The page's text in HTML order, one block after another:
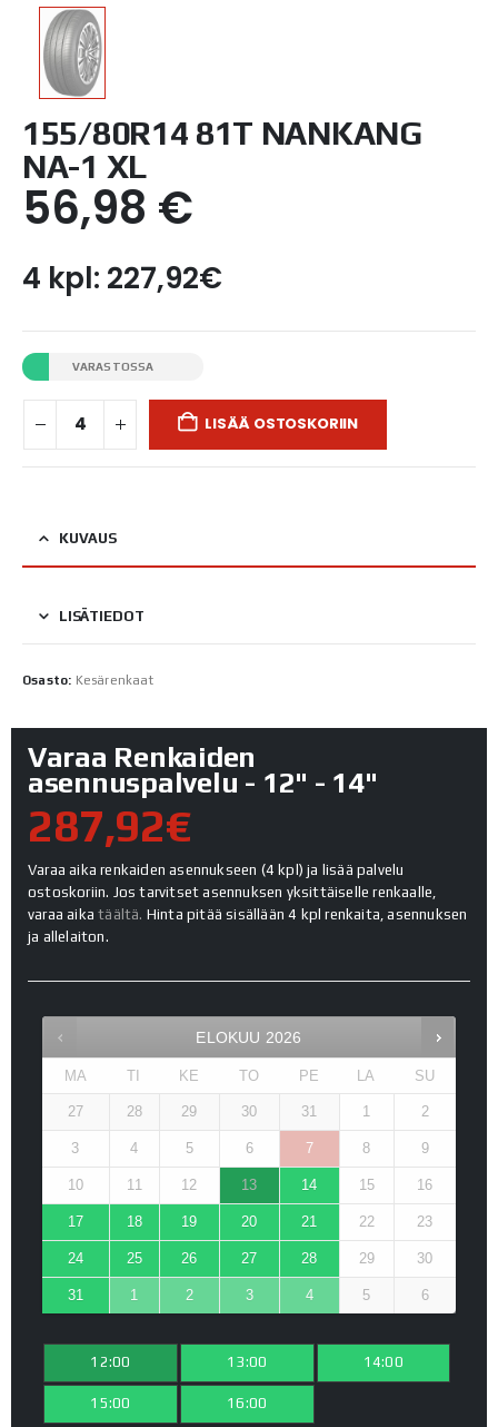
155/80R14 81T NANKANG
NA-1 XL
56,98 €
4 kpl: 227,92€
VARASTOSSA
LISÄÄ OSTOSKORIIN
KUVAUS
LISÄTIEDOT
Osasto: Kesärenkaat
Varaa Renkaiden
asennuspalvelu - 12" - 14"
287,92€
Varaa aika renkaiden asennukseen (4 kpl) ja lisää palvelu
ostoskoriin. Jos tarvitset asennuksen yksittäiselle renkaalle,
varaa aikatäältä. Hinta pitää sisällään 4 kpl renkaita, asennuksen
ja allelaiton.
ELOKUU 2026
MA TI KE TO PE LA SU
27 28 29 30 31 1 2
3 4 5 6 7 8 9
10 11 12 13 14 15 16
17 18 19 20 21 22 23
24 25 26 27 28 29 30
31 1 2 3 4 5 6
12:00 13:00 14:00
15:00 16:00